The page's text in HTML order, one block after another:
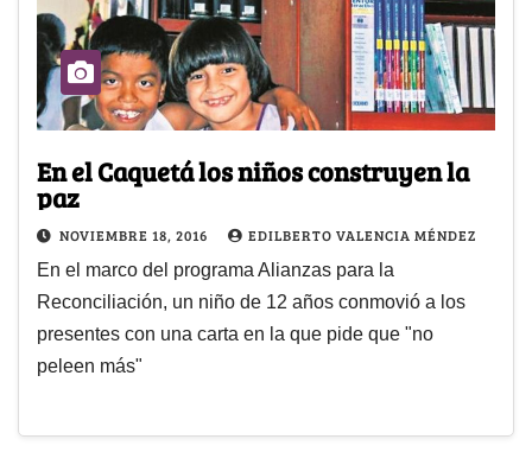
En el Caquetá los niños construyen la
paz
NOVIEMBRE 18, 2016 EDILBERTO VALENCIA MÉNDEZ
En el marco del programa Alianzas para la
Reconciliación, un niño de 12 años conmovió a los
presentes con una carta en la que pide que "no
peleen más"